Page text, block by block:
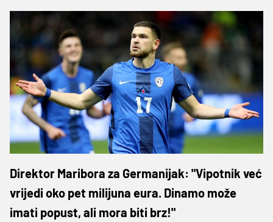
Direktor Maribora za Germanijak: "Vipotnik već
vrijedi oko pet milijuna eura. Dinamo može
imati popust, ali mora biti brz!"